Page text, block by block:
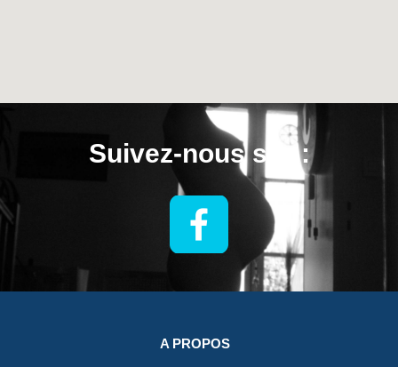
Suivez-nous sur :
A PROPOS